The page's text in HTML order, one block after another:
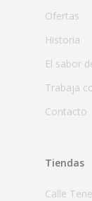
Ofertas
Historia
El sabor
Trabaja
Contacto
Tiendas
Calle